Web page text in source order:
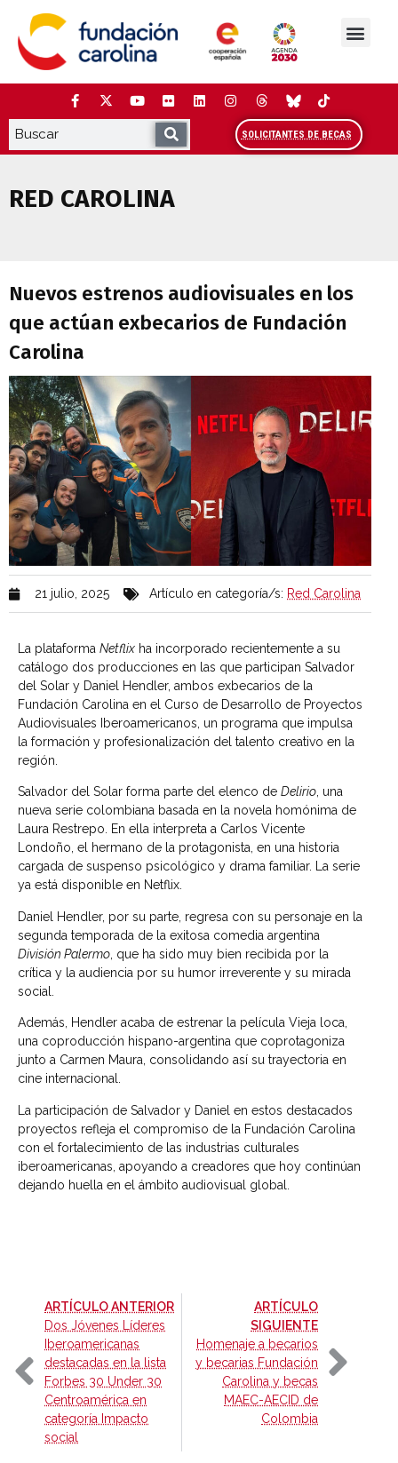
contenido
SOLICITANTES DE BECAS
RED CAROLINA
Nuevos estrenos audiovisuales en los
que actúan exbecarios de Fundación
Carolina
21 julio, 2025 Artículo en categoría/s: Red Carolina
La plataforma Netflix ha incorporado recientemente a su
catálogo dos producciones en las que participan Salvador
del Solar y Daniel Hendler, ambos exbecarios de la
Fundación Carolina en el Curso de Desarrollo de Proyectos
Audiovisuales Iberoamericanos, un programa que impulsa
la formación y profesionalización del talento creativo en la
región.
Salvador del Solar forma parte del elenco de Delirio, una
nueva serie colombiana basada en la novela homónima de
Laura Restrepo. En ella interpreta a Carlos Vicente
Londoño, el hermano de la protagonista, en una historia
cargada de suspenso psicológico y drama familiar. La serie
ya está disponible en Netflix.
Daniel Hendler, por su parte, regresa con su personaje en la
segunda temporada de la exitosa comedia argentina
División Palermo , que ha sido muy bien recibida por la
crítica y la audiencia por su humor irreverente y su mirada
social.
Además, Hendler acaba de estrenar la película Vieja loca,
una coproducción hispano-argentina que coprotagoniza
junto a Carmen Maura, consolidando así su trayectoria en
cine internacional.
La participación de Salvador y Daniel en estos destacados
proyectos refleja el compromiso de la Fundación Carolina
con el fortalecimiento de las industrias culturales
iberoamericanas, apoyando a creadores que hoy continúan
dejando huella en el ámbito audiovisual global.
ARTÍCULO ANTERIOR-
Dos Jóvenes Líderes
Iberoamericanas
destacadas en la lista
Forbes 30 Under 30
Centroamérica en
categoría Impacto
social
ARTÍCULO
SIGUIENTE-
Homenaje a becarios
y becarias Fundación
Carolina y becas
MAEC-AECID de
Colombia